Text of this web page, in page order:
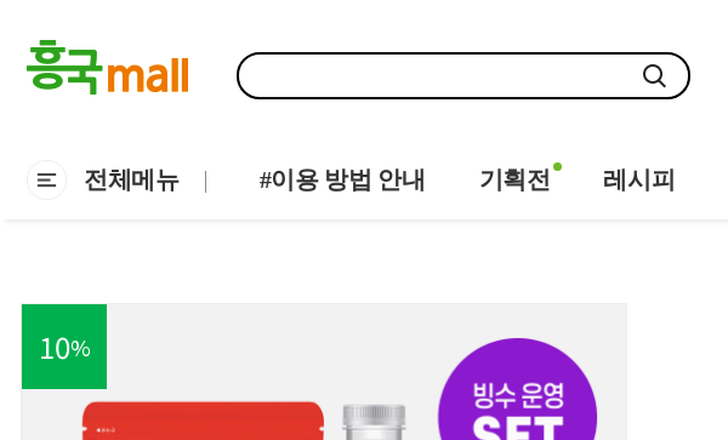
전체메뉴 #이용 방법 안내 기획전 레시피
10%